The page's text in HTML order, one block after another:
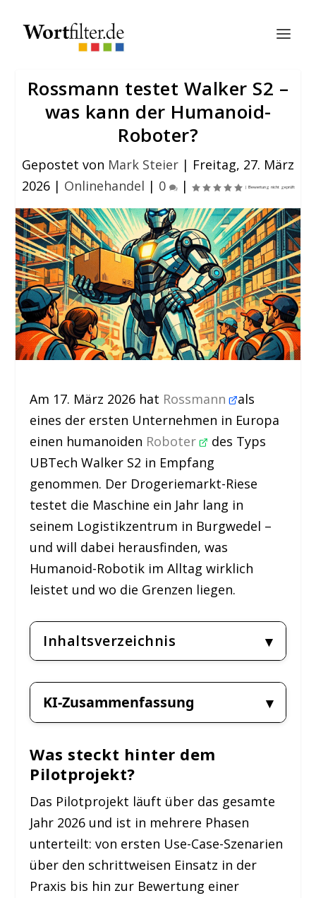
Rossmann testet Walker S2 –
was kann der Humanoid-
Roboter?
Gepostet von Mark Steier | Freitag, 27. März
2026| Onlinehandel | 0 |
Am 17. März 2026 hat Rossmann als
eines der ersten Unternehmen in Europa
einen humanoiden Roboter
des Typs
UBTech Walker S2 in Empfang
genommen. Der Drogeriemarkt-Riese
testet die Maschine ein Jahr lang in
seinem Logistikzentrum in Burgwedel –
und will dabei herausfinden, was
Humanoid-Robotik im Alltag wirklich
leistet und wo die Grenzen liegen.
Inhaltsverzeichnis
KI-Zusammenfassung
Was steckt hinter dem
Pilotprojekt?
Das Pilotprojekt läuft über das gesamte
Jahr 2026 und ist in mehrere Phasen
unterteilt: von ersten Use-Case-Szenarien
über den schrittweisen Einsatz in der
Praxis bis hin zur Bewertung einer